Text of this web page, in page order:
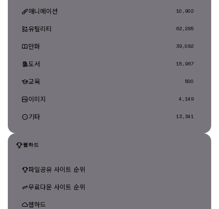
애니메이션 10,902
유틸리티 62,285
만화 39,082
도서 15,967
교육 500
이미지 4,149
기타 13,341
웹하드
파일공유 사이트 순위
무료다운 사이트 순위
웹하드